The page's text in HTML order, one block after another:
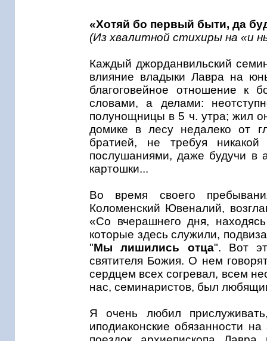
«Хотяй бо первый быти, да
(Из хвалитной стихиры на «и
Каждый джорданвильский
влияние владыки Лавра на
благоговейное отношение к
словами, а делами:
полунощницы в 5 ч. утра; жил
домике в лесу недалеко от
братией, не требуя
послушаниями, даже будучи в
картошки...
Во время своего
Коломенский Ювеналий,
«Со вчерашнего дня,
которые здесь служили,
"Мы лишились отца". Вот
святителя Божия. О нем
сердцем всех согревал, всем
нас, семинаристов, был
Я очень любил
иподиаконские обязанности